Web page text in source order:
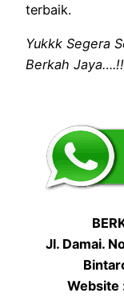
terbaik.
Yukkk Segera
Berkah Jaya….!!
Jl. Damai.
Website